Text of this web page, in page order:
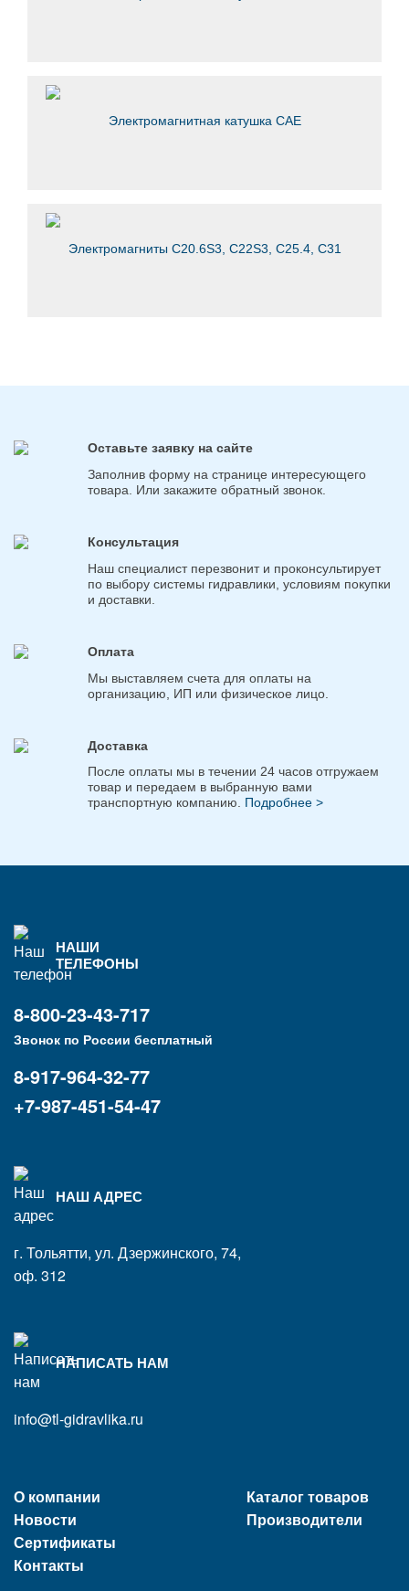
Электромагнитная катушка CAE
Электромагниты C20.6S3, C22S3, C25.4, C31
Оставьте заявку на сайте
Заполнив форму на странице интересующего
товара. Или закажите обратный звонок.
Консультация
Наш специалист перезвонит и проконсультирует
по выбору системы гидравлики, условиям покупки
и доставки.
Оплата
Мы выставляем счета для оплаты на
организацию, ИП или физическое лицо.
Доставка
После оплаты мы в течении 24 часов отгружаем
товар и передаем в выбранную вами
транспортную компанию. Подробнее >
НАШИ
ТЕЛЕФОНЫ
8-800-23-43-717
Звонок по России бесплатный
8-917-964-32-77
+7-987-451-54-47
НАШ АДРЕС
г. Тольятти, ул. Дзержинского, 74,
оф. 312
НАПИСАТЬ НАМ
info@tl-gidravlika.ru
О компании
Новости
Сертификаты
Контакты
Каталог товаров
Производители